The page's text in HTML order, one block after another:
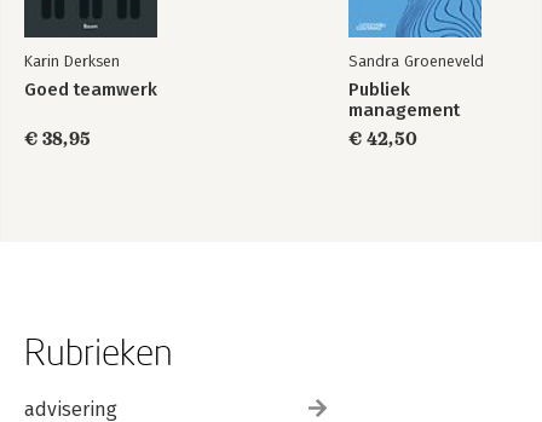
Karin Derksen
Goed teamwerk
€ 38,95
Sandra Groeneveld
Publiek
management
€ 42,50
Rubrieken
advisering